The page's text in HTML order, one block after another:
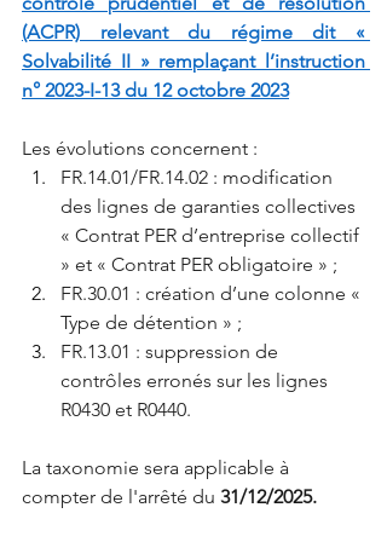
(ACPR) relevant du régime dit «
Solvabilité II » remplaçant l’instruction
n° 2023-I-13 du 12 octobre 2023
Les évolutions concernent :
FR.14.01/FR.14.02 : modification
des lignes de garanties collectives
« Contrat PER d’entreprise collectif
» et « Contrat PER obligatoire » ;
FR.30.01 : création d’une colonne «
Type de détention » ;
FR.13.01 : suppression de
contrôles erronés sur les lignes
R0430 et R0440.
La taxonomie sera applicable à
compter de l'arrêté du 31/12/2025.